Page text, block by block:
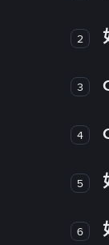
2
3
4
5
6